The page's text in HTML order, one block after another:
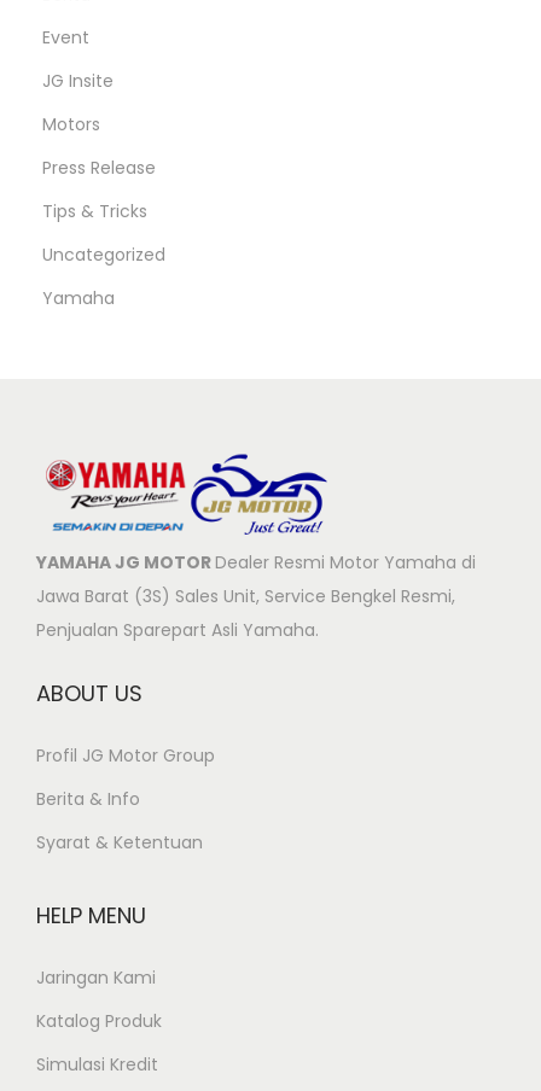
Event
JG Insite
Motors
Press Release
Tips & Tricks
Uncategorized
Yamaha
YAMAHA JG MOTOR Dealer Resmi Motor Yamaha di
Jawa Barat (3S) Sales Unit, Service Bengkel Resmi,
Penjualan Sparepart Asli Yamaha.
ABOUT US
Profil JG Motor Group
Berita & Info
Syarat & Ketentuan
HELP MENU
Jaringan Kami
Katalog Produk
Simulasi Kredit